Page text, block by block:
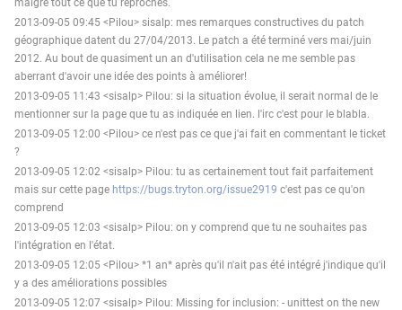
malgré tout ce que tu reproches.
2013-09-05 09:45 <Pilou> sisalp: mes remarques constructives du patch
géographique datent du 27/04/2013. Le patch a été terminé vers mai/juin
2012. Au bout de quasiment un an d'utilisation cela ne me semble pas
aberrant d'avoir une idée des points à améliorer!
2013-09-05 11:43 <sisalp> Pilou: si la situation évolue, il serait normal de le
mentionner sur la page que tu as indiquée en lien. l'irc c'est pour le blabla.
2013-09-05 12:00 <Pilou> ce n'est pas ce que j'ai fait en commentant le ticket
?
2013-09-05 12:02 <sisalp> Pilou: tu as certainement tout fait parfaitement
mais sur cette page https://bugs.tryton.org/issue2919 c'est pas ce qu'on
comprend
2013-09-05 12:03 <sisalp> Pilou: on y comprend que tu ne souhaites pas
l'intégration en l'état.
2013-09-05 12:05 <Pilou> *1 an* après qu'il n'ait pas été intégré j'indique qu'il
y a des améliorations possibles
2013-09-05 12:07 <sisalp> Pilou: Missing for inclusion: - unittest on the new